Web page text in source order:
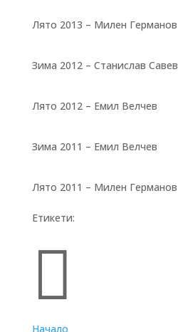
Лято 2013 – Милен Германов
Зима 2012 – Станислав Савев
Лято 2012 – Емил Велчев
Зима 2011 – Емил Велчев
Лято 2011 – Милен Германов
Етикети:

Начало